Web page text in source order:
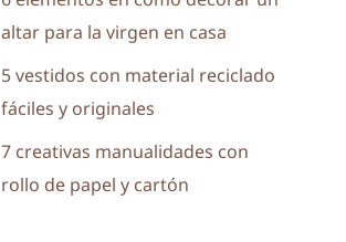
altar para la virgen en casa
5 vestidos con material reciclado
fáciles y originales
7 creativas manualidades con
rollo de papel y cartón